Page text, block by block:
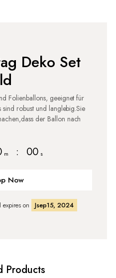
Deko Set
Folienballons, geeignet für
robust und langlebig.Sie
der Ballon nach
m : 00 s
Now
expires on
Jsep15, 2024
Products